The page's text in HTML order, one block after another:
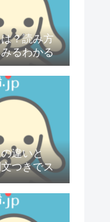
？読み方
るわかる
違いと
つきでス